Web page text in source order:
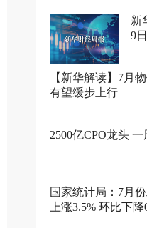
新
9日
【新华解读】7月
有望缓步上行
2500亿CPO龙头
国家统计局：7月
上涨3.5% 环比下降